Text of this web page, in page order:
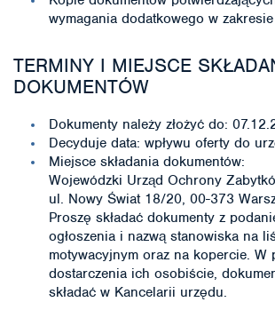
wymagania dodatkowego w zakresie
TERMINY I MIEJSCE
DOKUMENTÓW
Dokumenty należy złożyć do:
Decyduje data: wpływu oferty do
Miejsce składania dokumentów:
Wojewódzki Urząd Ochrony
ul. Nowy Świat 18/20, 00-373
Proszę składać dokumenty z
ogłoszenia i nazwą stanowiska na
motywacyjnym oraz na kopercie. W
dostarczenia ich osobiście,
składać w Kancelarii urzędu.